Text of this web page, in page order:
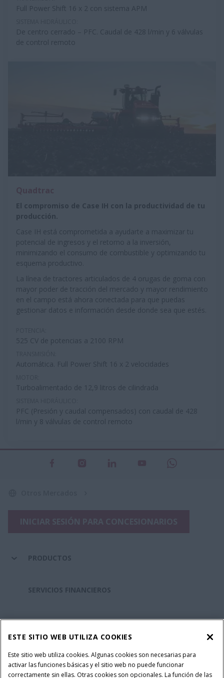
Full Power Shift 16 x 2 con sistema APM
De centro cerrado – PFC. Caudal de 428 l/min y 6 válvulas
de control remoto
El compromiso de Case IH con la productividad de tu
producción.
Case IH está comprometida a ayudarte a maximizar tu
potencial de ingresos y el retorno a la inversión,
minimizando el consumo de combustible y optimizando tu
esquema productivo.
La línea de tractores articulados de 4 orugas de goma con
mayor poder de tracción del mercado y mayor rendimiento
en el campo está ahora conectada para que puedas
gestionar datos e información desde donde sea que estés.
525 CV de potencias a 2100 RPM
Automática. Full Power Shift 16 x 2 velocidades
Turboalimentado de 12,9 litros de cilindrada
PFC (Presión y caudal compensados) con caudal de 428
l/min y 8 válvulas de control remoto
PRODUCTOS
SERVICIOS FINANCIEROS
REPUESTOS Y SERVICIOS
SOBRE CASE IH
ESTE SITIO WEB UTILIZA COOKIES
Este sitio web utiliza cookies. Algunas cookies son necesarias para
activar las funciones básicas y el sitio web no puede funcionar
correctamente sin ellas. Otras cookies son opcionales. La función de las